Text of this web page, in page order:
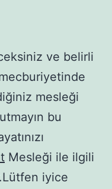
ve belirli
mesleği
bu
Mesleği ile ilgili
iyice